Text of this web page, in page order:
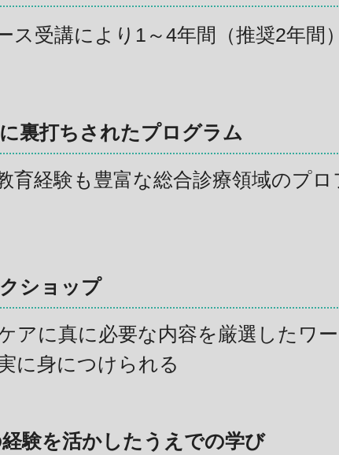
ス受講により1～4年間（推奨2年間
裏打ちされたプログラム
育経験も豊富な総合診療領域のプ
ショップ
アに真に必要な内容を厳選したワ
に身につけられる
験を活かしたうえでの学び